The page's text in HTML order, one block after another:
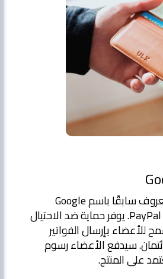
Google Wallet، المعروف سابقًا باسم Google
Checkout، مشابه لـ PayPal. يوفر حماية ضد الاحتيال
للأعضاء بإرسال الفواتير
سيدفع الأعضاء رسوم